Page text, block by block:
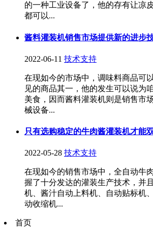
的一种工业设备了，他的存有让凉
都可以...
酱料灌装机销售市场提供新的进步
2022-06-11 技术支持
在现如今的市场中，调味料商品可
见的商品其一，他的发生可以说为
美食，因而酱料灌装机则是销售市
械设备...
只有选购稳定的牛肉酱灌装机才能
2022-05-28 技术支持
在现如今的销售市场中，全自动牛
握了十分发达的灌装生产技术，并
机、酱汁自动上料机、自动贴标机
动收缩机...
首页